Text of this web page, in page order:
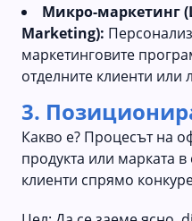
Микро-маркетинг
Marketing):
маркетинговите
отделните клиенти или
3.
Какво е? Процесът на
продукта или марката
клиенти спрямо